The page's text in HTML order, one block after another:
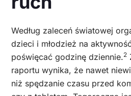
Według zaleceń światowej
dzieci i młodzież na
poświęcać godzinę dziennie.2
raportu wynika, że nawet
niż spędzanie czasu przed